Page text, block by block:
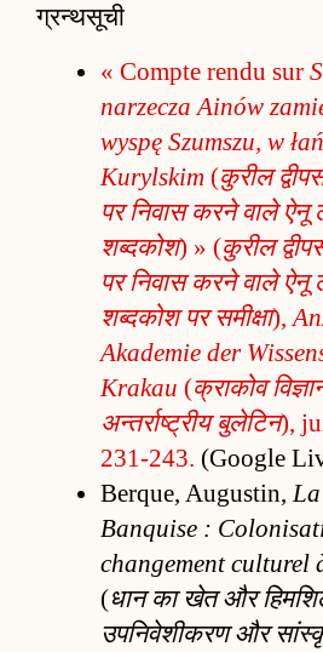
ग्रन्थसूची
« Compte rendu sur
narzecza Ainów
wyspę Szumszu, w
Kurylskim(कुरील
पर निवास करने वाले ऐनू
शब्दकोश) » (कुरील
पर निवास करने वाले ऐनू
शब्दकोश पर समीक्षा),
Akademie der
Krakau (क्राकोव
अन्तर्राष्ट्रीय बुलेटिन),
231-243. (Google
Berque, Augustin,
Banquise :
changement culturel
(धान का खेत और
उपनिवेशीकरण और